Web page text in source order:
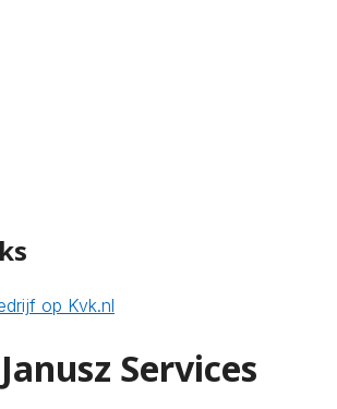
op Kvk.nl
Services